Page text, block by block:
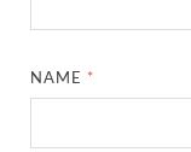
NAME *